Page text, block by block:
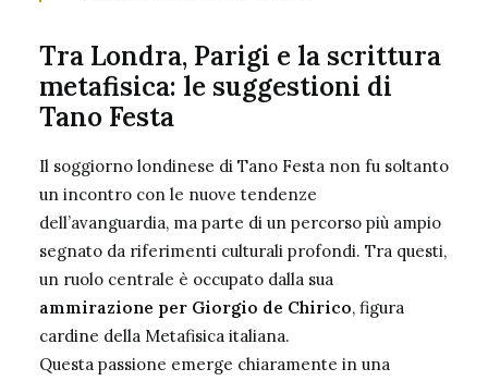
Tra Londra, Parigi e la scrittura
metafisica: le suggestioni di
Tano Festa
Il soggiorno londinese di Tano Festa non fu soltanto
un incontro con le nuove tendenze
dell’avanguardia, ma parte di un percorso più ampio
segnato da riferimenti culturali profondi. Tra questi,
un ruolo centrale è occupato dalla sua
ammirazione per Giorgio de Chirico, figura
cardine della Metafisica italiana.
Questa passione emerge chiaramente in una